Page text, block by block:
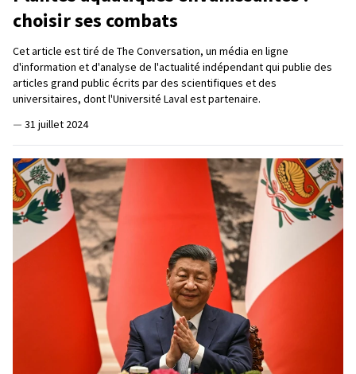
choisir ses combats
Cet article est tiré de The Conversation, un média en ligne
d'information et d'analyse de l'actualité indépendant qui publie des
articles grand public écrits par des scientifiques et des
universitaires, dont l'Université Laval est partenaire.
— 31 juillet 2024